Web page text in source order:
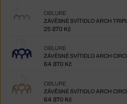
ZÁVĚSNÉ SVÍTIDLO ARCH
OBLURE
25 870 Kč
ZÁVĚSNÉ SVÍTIDLO ARCH
OBLURE
64 870 Kč
ZÁVĚSNÉ SVÍTIDLO ARCH
OBLURE
64 870 Kč